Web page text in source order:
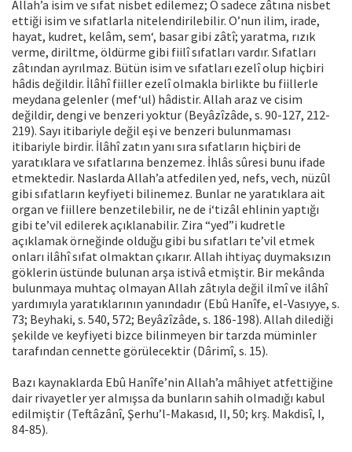
Allah’a isim ve sıfat nisbet edilemez; O sadece zâtına nisbet
ettiği isim ve sıfatlarla nitelendirilebilir. O’nun ilim, irade,
hayat, kudret, kelâm, sem‘, basar gibi zâtî; yaratma, rızık
verme, diriltme, öldürme gibi fiilî sıfatları vardır. Sıfatları
zâtından ayrılmaz. Bütün isim ve sıfatları ezelî olup hiçbiri
hâdis değildir. İlâhî fiiller ezelî olmakla birlikte bu fiillerle
meydana gelenler (mef‘ul) hâdistir. Allah araz ve cisim
değildir, dengi ve benzeri yoktur (Beyâzîzâde, s. 90-127, 212-
219). Sayı itibariyle değil eşi ve benzeri bulunmaması
itibariyle birdir. İlâhî zatın yanı sıra sıfatların hiçbiri de
yaratıklara ve sıfatlarına benzemez. İhlâs sûresi bunu ifade
etmektedir. Naslarda Allah’a atfedilen yed, nefs, vech, nüzûl
gibi sıfatların keyfiyeti bilinemez. Bunlar ne yaratıklara ait
organ ve fiillere benzetilebilir, ne de i‘tizâl ehlinin yaptığı
gibi te’vil edilerek açıklanabilir. Zira “yed”i kudretle
açıklamak örneğinde olduğu gibi bu sıfatları te’vil etmek
onları ilâhî sıfat olmaktan çıkarır. Allah ihtiyaç duymaksızın
göklerin üstünde bulunan arşa istivâ etmiştir. Bir mekânda
bulunmaya muhtaç olmayan Allah zâtıyla değil ilmî ve ilâhî
yardımıyla yaratıklarının yanındadır (Ebû Hanîfe, el-Vasıyye, s.
73; Beyhaki, s. 540, 572; Beyâzîzâde, s. 186-198). Allah dilediği
şekilde ve keyfiyeti bizce bilinmeyen bir tarzda müminler
tarafından cennette görülecektir (Dârimî, s. 15).
Bazı kaynaklarda Ebû Hanîfe’nin Allah’a mâhiyet atfettiğine
dair rivayetler yer almışsa da bunların sahih olmadığı kabul
edilmiştir (Teftâzânî, Şerhu’l-Makasıd, II, 50; krş. Makdisî, I,
84-85).